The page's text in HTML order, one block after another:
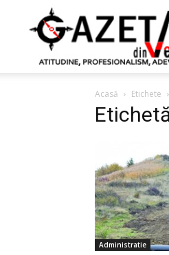
Gazeta
din
Vest
Acasă Etichete
Administratie